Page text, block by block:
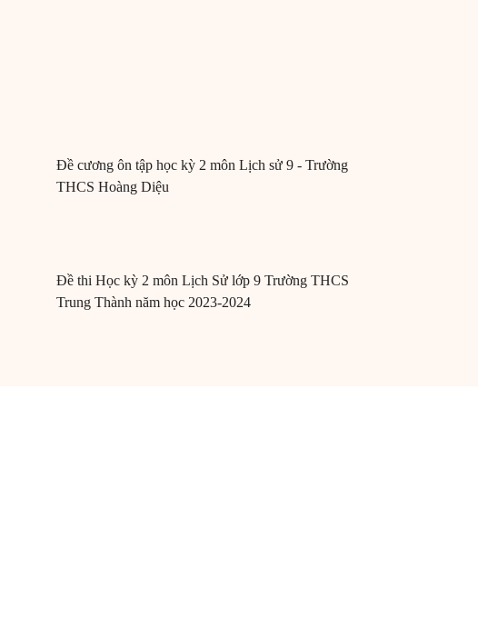
Đề cương ôn tập học kỳ 2 môn Lịch sử 9 - Trường
THCS Hoàng Diệu
Đề thi Học kỳ 2 môn Lịch Sử lớp 9 Trường THCS
Trung Thành năm học 2023-2024